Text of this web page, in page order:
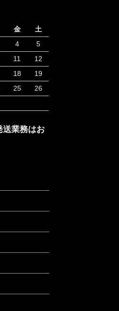
金
土
4
5
11
12
18
19
25
26
送業務はお